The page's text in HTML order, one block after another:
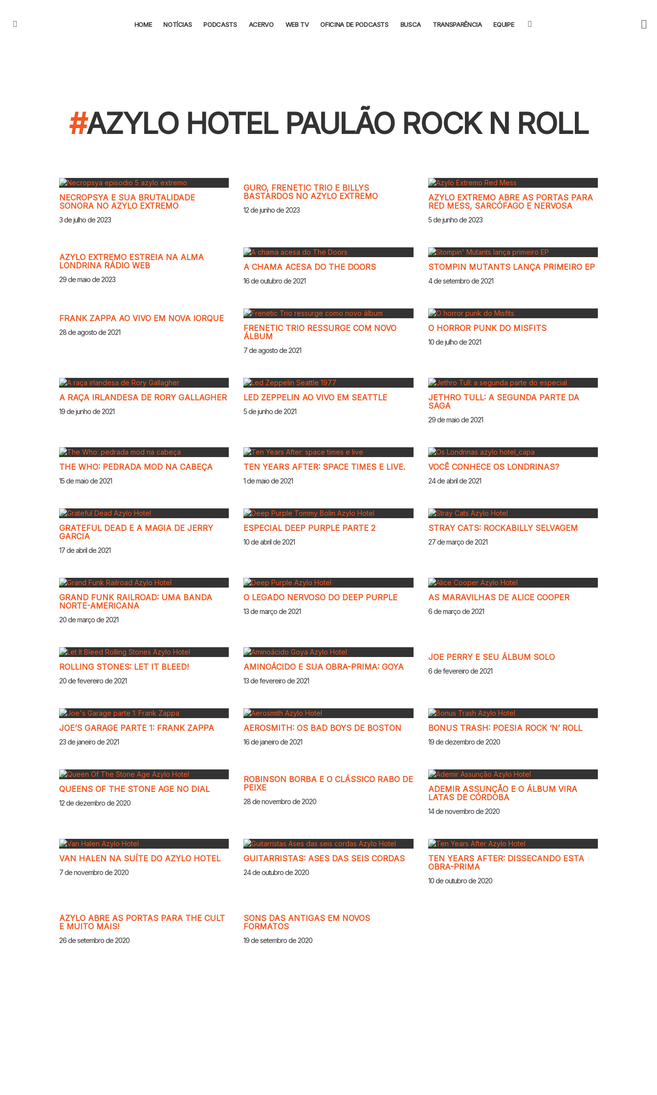
HOME NOTÍCIAS PODCASTS ACERVO WEB TV OFICINA DE PODCASTS BUSCA TRANSPARÊNCIA EQUIPE
AZYLO HOTEL PAULÃO ROCK N ROLL
NECROPSYA E SUA BRUTALIDADE
SONORA NO AZYLO EXTREMO
3 de julho de 2023
GURO, FRENETIC TRIO E BILLYS
BASTARDOS NO AZYLO EXTREMO
12 de junho de 2023
AZYLO EXTREMO ABRE AS PORTAS PARA
RED MESS, SARCÓFAGO E NERVOSA
5 de junho de 2023
AZYLO EXTREMO ESTREIA NA ALMA
LONDRINA RÁDIO WEB
29 de maio de 2023
A CHAMA ACESA DO THE DOORS
16 de outubro de 2021
STOMPIN MUTANTS LANÇA PRIMEIRO EP
4 de setembro de 2021
FRANK ZAPPA AO VIVO EM NOVA IORQUE
28 de agosto de 2021
FRENETIC TRIO RESSURGE COM NOVO
ÁLBUM
7 de agosto de 2021
O HORROR PUNK DO MISFITS
10 de julho de 2021
A RAÇA IRLANDESA DE RORY GALLAGHER
19 de junho de 2021
LED ZEPPELIN AO VIVO EM SEATTLE
5 de junho de 2021
JETHRO TULL: A SEGUNDA PARTE DA
SAGA
29 de maio de 2021
THE WHO: PEDRADA MOD NA CABEÇA
15 de maio de 2021
TEN YEARS AFTER: SPACE TIMES E LIVE.
1 de maio de 2021
VOCÊ CONHECE OS LONDRINAS?
24 de abril de 2021
GRATEFUL DEAD E A MAGIA DE JERRY
GARCIA
17 de abril de 2021
ESPECIAL DEEP PURPLE PARTE 2
10 de abril de 2021
STRAY CATS: ROCKABILLY SELVAGEM
27 de março de 2021
GRAND FUNK RAILROAD: UMA BANDA
NORTE-AMERICANA
20 de março de 2021
O LEGADO NERVOSO DO DEEP PURPLE
13 de março de 2021
AS MARAVILHAS DE ALICE COOPER
6 de março de 2021
ROLLING STONES: LET IT BLEED!
20 de fevereiro de 2021
AMINOÁCIDO E SUA OBRA-PRIMA: GOYA
13 de fevereiro de 2021
JOE PERRY E SEU ÁLBUM SOLO
6 de fevereiro de 2021
JOE’S GARAGE PARTE 1: FRANK ZAPPA
23 de janeiro de 2021
AEROSMITH: OS BAD BOYS DE BOSTON
16 de janeiro de 2021
BONUS TRASH: POESIA ROCK ‘N’ ROLL
19 de dezembro de 2020
QUEENS OF THE STONE AGE NO DIAL
12 de dezembro de 2020
ROBINSON BORBA E O CLÁSSICO RABO DE
PEIXE
28 de novembro de 2020
ADEMIR ASSUNÇÃO E O ÁLBUM VIRA
LATAS DE CÓRDOBA
14 de novembro de 2020
VAN HALEN NA SUÍTE DO AZYLO HOTEL
7 de novembro de 2020
GUITARRISTAS: ASES DAS SEIS CORDAS
24 de outubro de 2020
TEN YEARS AFTER: DISSECANDO ESTA
OBRA-PRIMA
10 de outubro de 2020
AZYLO ABRE AS PORTAS PARA THE CULT
E MUITO MAIS!
26 de setembro de 2020
SONS DAS ANTIGAS EM NOVOS
FORMATOS
19 de setembro de 2020